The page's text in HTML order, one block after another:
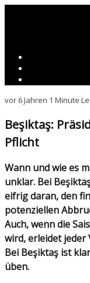
vor 6 Jahren 1 Minute
Beşiktaş:
Pflicht
Wann und wie es mit der Süper Lig weitergeht, ist noch
unklar. Bei
eifrig daran, den
potenziellen
Auch, wenn die
wird, erleidet jeder
Bei Beşiktaş ist
üben.